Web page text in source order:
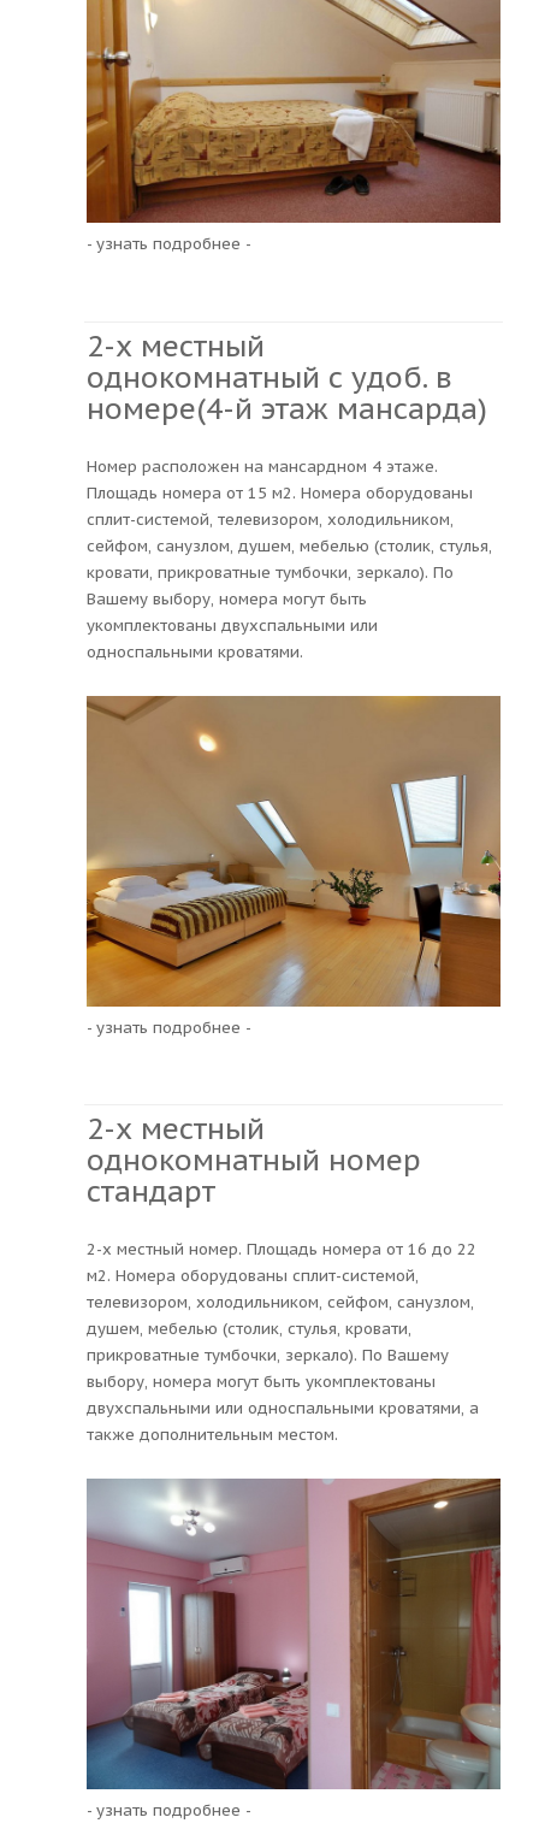
- узнать подробнее -
2-х местный
однокомнатный с удоб. в
номере(4-й этаж мансарда)
Номер расположен на мансардном 4 этаже.
Площадь номера от 15 м2. Номера оборудованы
сплит-системой, телевизором, холодильником,
сейфом, санузлом, душем, мебелью (столик, стулья,
кровати, прикроватные тумбочки, зеркало). По
Вашему выбору, номера могут быть
укомплектованы двухспальными или
односпальными кроватями.
- узнать подробнее -
2-х местный
однокомнатный номер
стандарт
2-х местный номер. Площадь номера от 16 до 22
м2. Номера оборудованы сплит-системой,
телевизором, холодильником, сейфом, санузлом,
душем, мебелью (столик, стулья, кровати,
прикроватные тумбочки, зеркало). По Вашему
выбору, номера могут быть укомплектованы
двухспальными или односпальными кроватями, а
также дополнительным местом.
- узнать подробнее -